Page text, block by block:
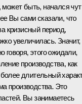
может быть, начался
Вы сами сказали, что
кризисный период,
увеличилась. Значит,
говоря, этого ожидали,
производства, как
длительный
производства. Это
Вы занимаетесь